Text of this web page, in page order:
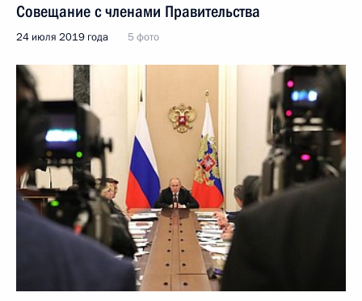
Совещание с членами Правительства
24 июля 2019 года 5 фото